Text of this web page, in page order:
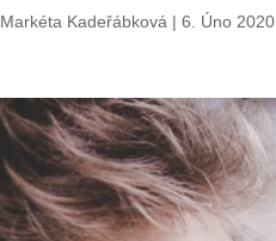
Markéta Kadeřábková |6. Úno 2020